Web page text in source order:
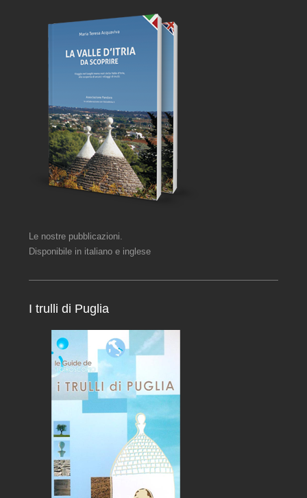
Le nostre pubblicazioni.
Disponibile in italiano e inglese
I trulli di Puglia